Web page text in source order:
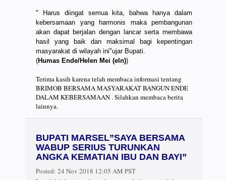
" Harus diingat semua kita, bahwa hanya dalam
kebersamaan yang harmonis maka pembangunan
akan dapat berjalan dengan lancar serta membawa
hasil yang baik dan maksimal bagi kepentingan
masyarakat di wilayah ini"ujar Bupati.
(Humas Ende/Helen Mei (eln))
Terima kasih karena telah membaca informasi tentang
BRIMOB BERSAMA MASYARAKAT BANGUN ENDE
DALAM KEBERSAMAAN . Silahkan membaca berita
lainnya.
BUPATI MARSEL”SAYA BERSAMA
WABUP SERIUS TURUNKAN
ANGKA KEMATIAN IBU DAN BAYI”
Posted: 24 Nov 2018 12:05 AM PST